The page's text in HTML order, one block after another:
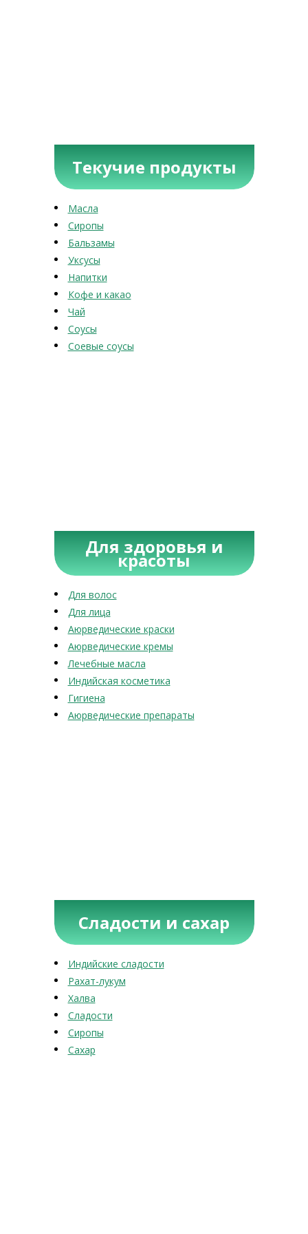
Текучие продукты
Масла
Сиропы
Бальзамы
Уксусы
Напитки
Кофе и какао
Чай
Соусы
Соевые соусы
Для здоровья и
красоты
Для волос
Для лица
Аюрведические краски
Аюрведические кремы
Лечебные масла
Индийская косметика
Гигиена
Аюрведические препараты
Сладости и сахар
Индийские сладости
Рахат-лукум
Халва
Сладости
Сиропы
Сахар